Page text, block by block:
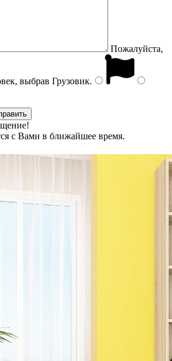
Пожалуйста,
выбрав Грузовик.
с Вами в ближайшее время.